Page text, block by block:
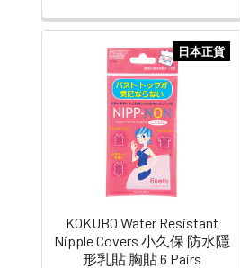
日本正貨
KOKUBO Water Resistant
Nipple Covers 小久保 防水隱
形乳貼 胸貼 6 Pairs